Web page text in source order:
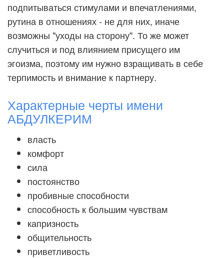
подпитываться стимулами и впечатлениями,
рутина в отношениях - не для них, иначе
возможны "уходы на сторону". То же может
случиться и под влиянием присущего им
эгоизма, поэтому им нужно взращивать в себе
терпимость и внимание к партнеру.
Характерные черты имени
АБДУЛКЕРИМ
власть
комфорт
сила
постоянство
пробивные способности
способность к большим чувствам
капризность
общительность
приветливость